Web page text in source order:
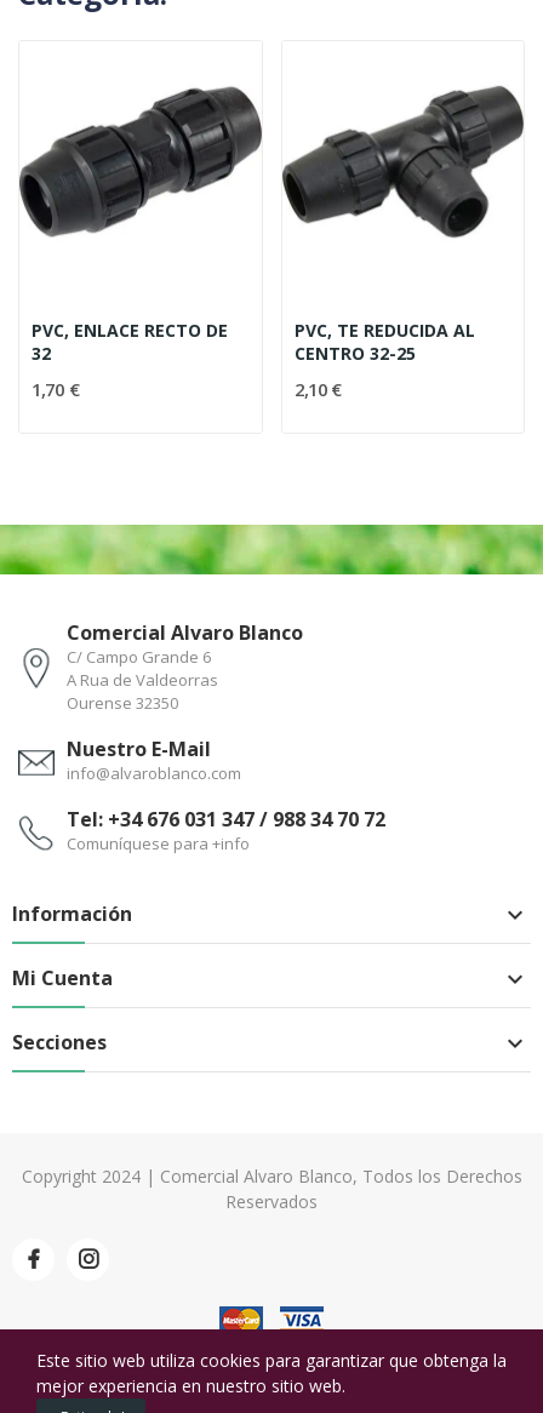
PVC, ENLACE RECTO DE
32
1,70 €
PVC, TE REDUCIDA AL
CENTRO 32-25
2,10 €
Comercial Alvaro Blanco
C/ Campo Grande 6
A Rua de Valdeorras
Ourense 32350
Nuestro E-Mail
info@alvaroblanco.com
Tel: +34 676 031 347 / 988 34 70 72
Comuníquese para +info
Información 
Mi Cuenta 
Secciones 
Copyright 2024 | Comercial Alvaro Blanco, Todos los Derechos
Reservados
Este sitio web utiliza cookies para garantizar que obtenga la
mejor experiencia en nuestro sitio web.